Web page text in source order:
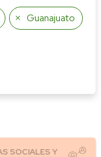
Guanajuato